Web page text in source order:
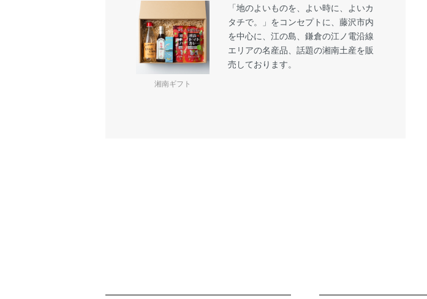
湘南ギフト
「地のよいものを、よい時に、よいカ
タチで。」をコンセプトに、藤沢市内
を中心に、江の島、鎌倉の江ノ電沿線
エリアの名産品、話題の湘南土産を販
売しております。